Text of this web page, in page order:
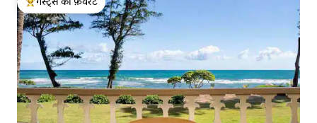
गेस्ट्स का टॉप फ़ेवरेट